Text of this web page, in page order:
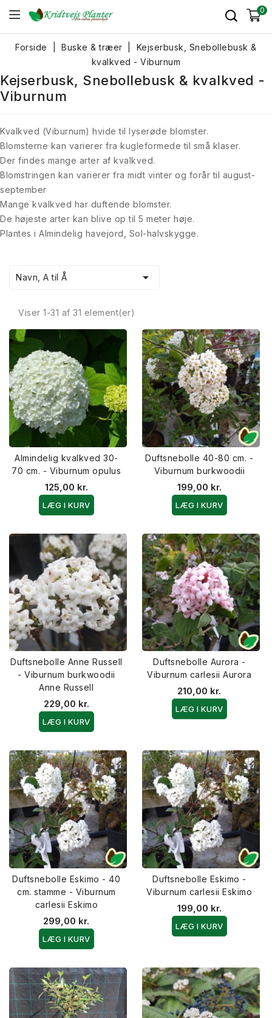
0
Forside Buske & træer
Kejserbusk, Snebollebusk &
kvalkved - Viburnum
Kejserbusk, Snebollebusk & kvalkved -
Viburnum
Kvalkved (Viburnum) hvide til lyserøde blomster.
Blomsterne kan varierer fra kugleformede til små klaser.
Der findes mange arter af kvalkved.
Blomstringen kan varierer fra midt vinter og forår til august-
september
Mange kvalkved har duftende blomster.
De højeste arter kan blive op til 5 meter høje.
Plantes i Almindelig havejord, Sol-halvskygge.
Navn, A til Å 
Viser 1-31 af 31 element(er)
Almindelig kvalkved 30-
70 cm. - Viburnum opulus
125,00 kr.
LÆG I KURV
Duftsnebolle 40-80 cm. -
Viburnum burkwoodii
199,00 kr.
LÆG I KURV
Duftsnebolle Anne Russell
- Viburnum burkwoodii
Anne Russell
229,00 kr.
LÆG I KURV
Duftsnebolle Aurora -
Viburnum carlesii Aurora
210,00 kr.
LÆG I KURV
Duftsnebolle Eskimo - 40
cm. stamme - Viburnum
carlesii Eskimo
299,00 kr.
LÆG I KURV
Duftsnebolle Eskimo -
Viburnum carlesii Eskimo
199,00 kr.
LÆG I KURV